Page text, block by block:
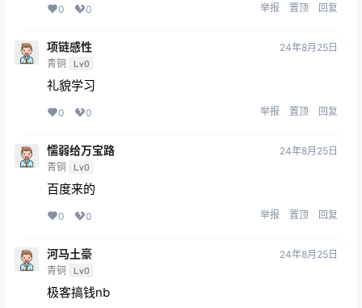
0 0 举报 置顶 回复
项链感性
青铜 Lv0
24年8月25日
礼貌学习
0 0 举报 置顶 回复
懦弱给万宝路
青铜 Lv0
24年8月25日
百度来的
0 0 举报 置顶 回复
河马土豪
青铜 Lv0
24年8月25日
极客搞钱nb